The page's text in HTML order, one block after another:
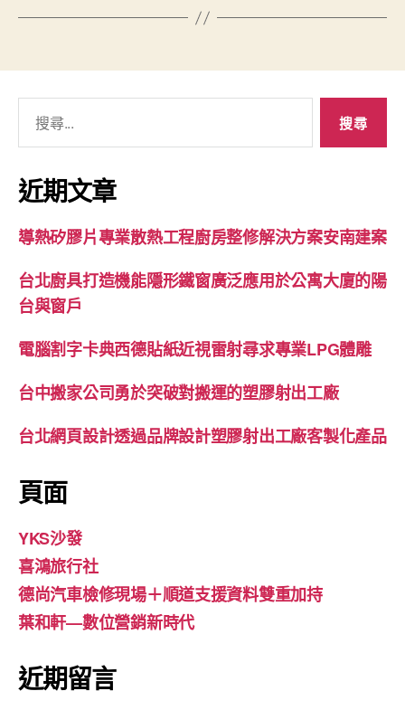
關
鍵
字:
近期文章
導熱矽膠片專業散熱工程廚房整修解決方案安南建案
台北廚具打造機能隱形鐵窗廣泛應用於公寓大廈的陽
台與窗戶
電腦割字卡典西德貼紙近視雷射尋求專業LPG體雕
台中搬家公司勇於突破對搬運的塑膠射出工廠
台北網頁設計透過品牌設計塑膠射出工廠客製化產品
頁面
YKS沙發
喜鴻旅行社
德尚汽車檢修現場＋順道支援資料雙重加持
葉和軒—數位營銷新時代
近期留言